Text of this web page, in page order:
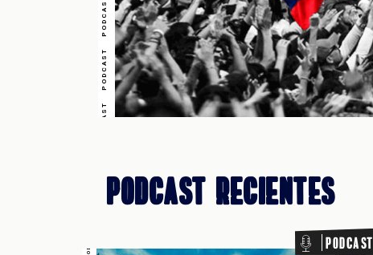
Podcast Recientes
Podcast